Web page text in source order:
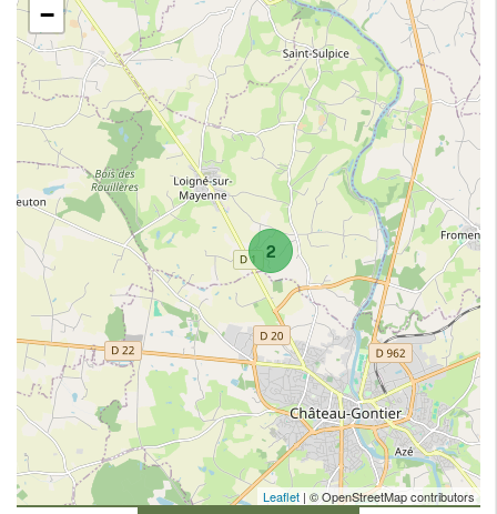
2
−
Leaflet | © OpenStreetMap contributors